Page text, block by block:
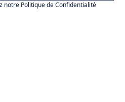
notre Politique de Confidentialité